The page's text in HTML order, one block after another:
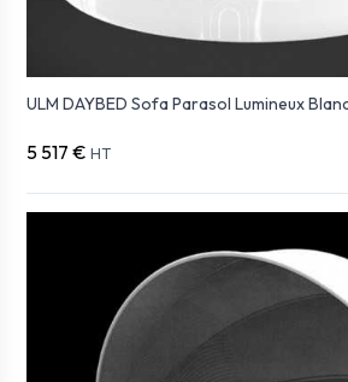
ULM DAYBED Sofa Parasol Lumineux
5 517 € HT